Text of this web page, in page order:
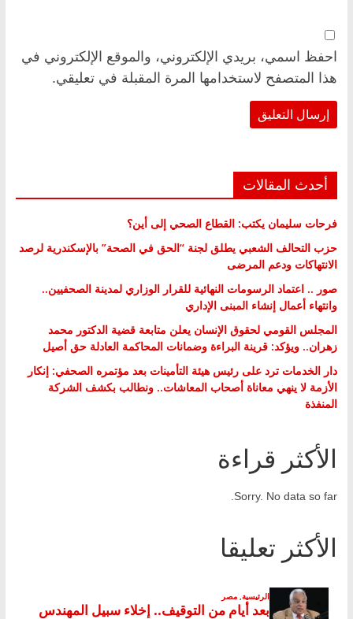
احفظ اسمي، بريدي الإلكتروني، والموقع الإلكتروني في
هذا المتصفح لاستخدامها المرة المقبلة في تعليقي.
أحدث المقالات
فرحات سليمان يكتب: القطاع الصحي إلى أين؟
حزب التحالف الشعبي يطلق لجنة “الحق في الصحة” بالإسكندرية لرصد
الانتهاكات ودعم المرضى
صور .. اعتماد الرسومات النهائية للقرار الوزاري لمدينة الصحفيين..
وانتهاء أعمال إنشاء المبنى الإداري
المجلس القومي لحقوق الإنسان يعلن متابعة قضية الدكتور محمد
زهران.. ويؤكد: قرينة البراءة وضمانات المحاكمة العادلة حق أصيل
دار الخدمات ترد على رئيس هيئة التأمينات بعد مؤتمره الصحفي: إنكار
الأزمة لا ينهي معاناة أصحاب المعاشات.. ونطالب بكشف الشركة
المنفذة
الأكثر قراءة
Sorry. No data so far.
الأكثر تعليقا